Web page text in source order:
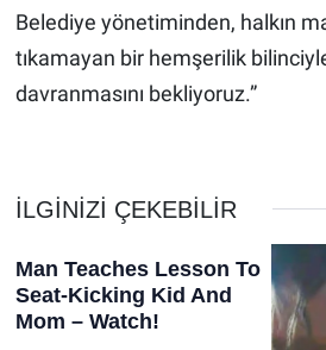
Belediye yönetiminden, halkın
tıkamayan bir hemşerilik
davranmasını bekliyoruz.”